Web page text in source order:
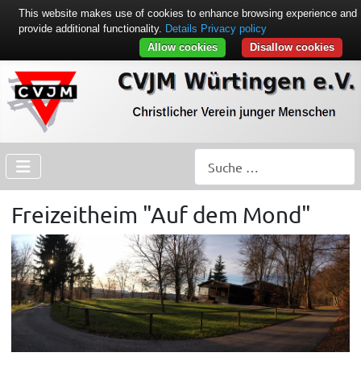
Freizeitheim "Auf dem Mond"
This website makes use of cookies to enhance browsing experience and
provide additional functionality. Details Privacy policy
Disallow cookies
Allow cookies